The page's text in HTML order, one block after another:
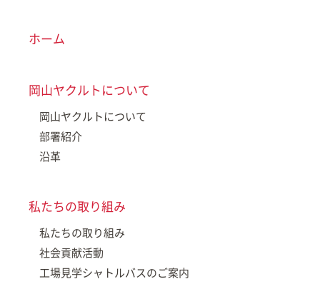
ホーム
岡山ヤクルトについて
岡山ヤクルトについて
部署紹介
沿革
私たちの取り組み
私たちの取り組み
社会貢献活動
工場見学シャトルバスのご案内